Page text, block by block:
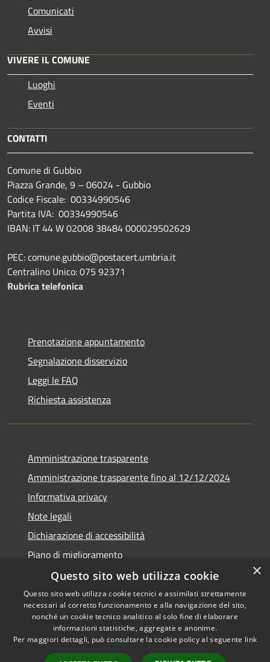
Comunicati
Avvisi
VIVERE IL COMUNE
Luoghi
Eventi
CONTATTI
Comune di Gubbio
Piazza Grande, 9 – 06024 - Gubbio
Codice Fiscale: 00334990546
Partita IVA: 00334990546
IBAN: IT 44 W 02008 38484 000029502629
PEC: comune.gubbio@postacert.umbria.it
Centralino Unico: 075 92371
Rubrica telefonica
Prenotazione appuntamento
Segnalazione disservizio
Leggi le FAQ
Richiesta assistenza
Amministrazione trasparente
Amministrazione trasparente fino al 12/12/2024
Informativa privacy
Note legali
Dichiarazione di accessibilità
Piano di miglioramento
Accessibility
Privacy
Copyright © 2026 • Town of •
Powered byMunicipium
Admin access
×
Questo sito web utilizza cookie
Questo sito web utilizza cookie tecnici e assimilati strettamente
necessari al corretto funzionamento e alla navigazione del sito,
nonché un cookie tecnico analitico al solo fine di elaborare
informazioni statistiche, aggregate e anonime.
Per maggiori dettagli, può consultare la cookie policy al seguente link